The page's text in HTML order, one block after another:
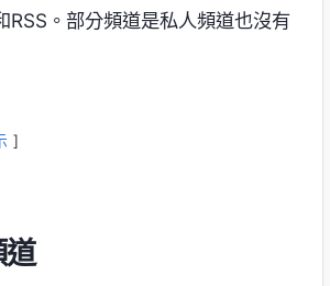
RSS。部分頻道是私人頻道也沒有
道